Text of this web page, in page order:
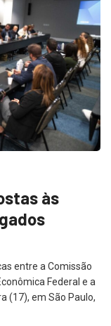
às
entre a Comissão
Federal e a
(17), em São Paulo,